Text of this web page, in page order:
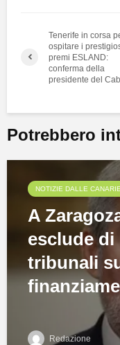
Tenerife in corsa
ospitare i
premi ESLAND:
conferma della
presidente del
Potrebbero
NOTIZIE DALLE CANARIE
A
esclude di
tribunali
Redazione